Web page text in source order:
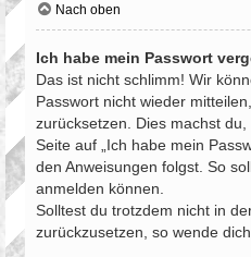
Nach oben
Ich habe mein Passwort
Das ist nicht schlimm! Wir
Passwort nicht wieder
zurücksetzen. Dies machst
Seite auf „Ich habe mein
den Anweisungen folgst. So
anmelden können.
Solltest du trotzdem nicht in
zurückzusetzen, so wende